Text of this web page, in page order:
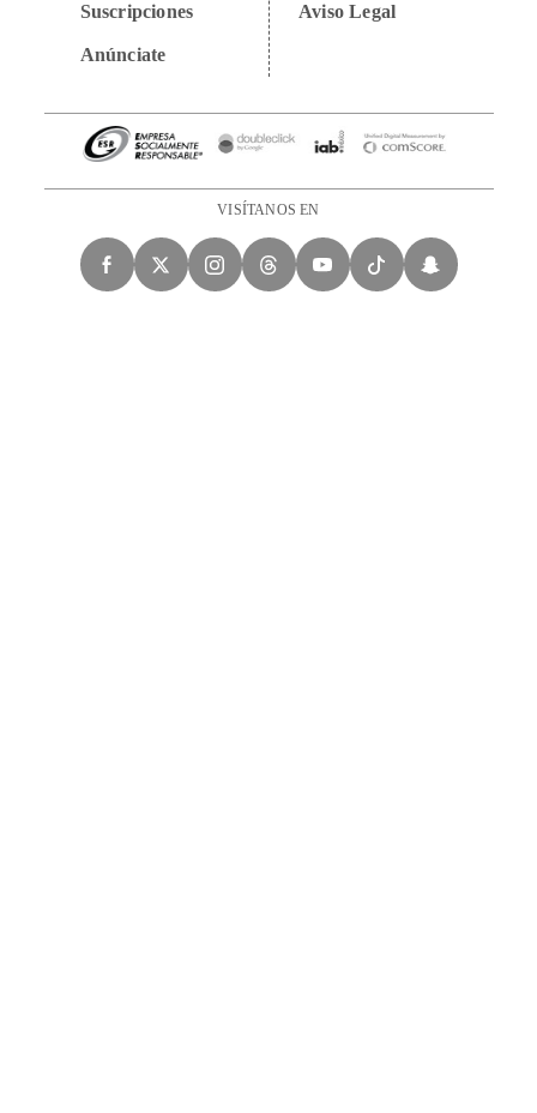
Suscripciones
Anúnciate
Aviso Legal
VISÍTANOS EN